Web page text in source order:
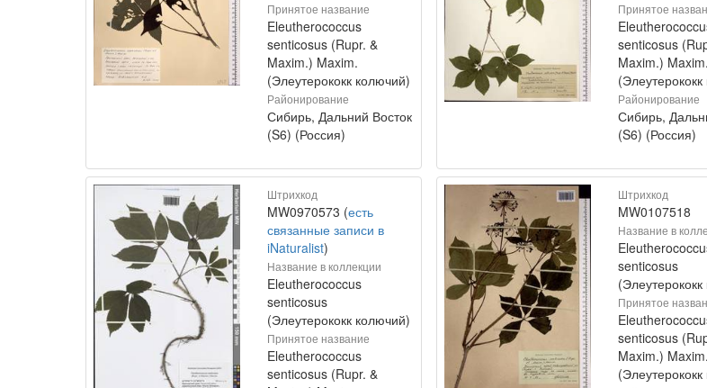
Принятое название
Eleutherococcus
senticosus (Rupr. &
Maxim.) Maxim.
(Элеутерококк колючий)
Районирование
Сибирь, Дальний Восток
(S6) (Россия)
Принятое
senticosus
Maxim.) Maxim.
Районирование
Сибирь,
(S6) (Россия)
Штрихкод
MW0970573 (есть
связанные записи в
iNaturalist)
Название в коллекции
Eleutherococcus
senticosus
(Элеутерококк колючий)
Принятое название
Eleutherococcus
senticosus (Rupr. &
Штрихкод
MW0107518
Название в
senticosus
Принятое
senticosus
Maxim.) Maxim.